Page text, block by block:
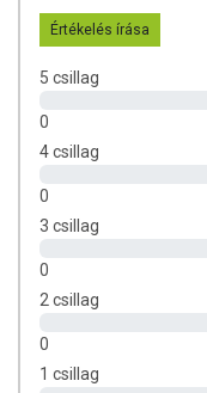
Értékelés írása
5 csillag
0
4 csillag
0
3 csillag
0
2 csillag
0
1 csillag